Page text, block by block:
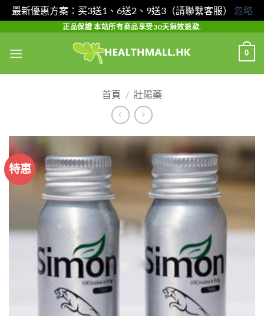
最新優惠方案：买3送1、6送2、9送3（請聯繫客服） 忽略
content
正品保證 本站所有商品享受30天無效退款.
0
首頁 / 壯陽藥
特惠